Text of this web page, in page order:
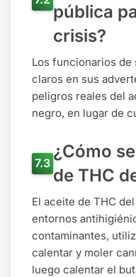
pública
crisis?
Los funcionarios de
claros en sus
peligros reales del
negro, en lugar de
¿Cómo
de THC
El aceite de THC
entornos
contaminantes,
calentar y moler
luego calentar el